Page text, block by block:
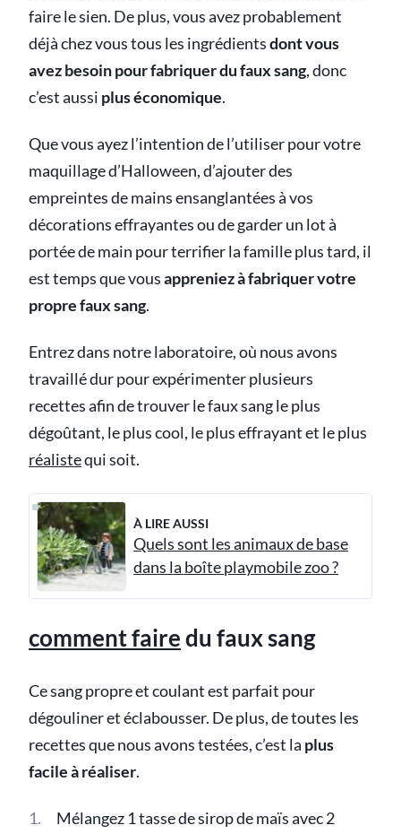
faire le sien. De plus, vous avez probablement
déjà chez vous tous les ingrédientsdont vous
avez besoin pour fabriquer du faux sang, donc
c’est aussi plus économique.
Que vous ayez l’intention de l’utiliser pour votre
maquillage d’Halloween, d’ajouter des
empreintes de mains ensanglantées à vos
décorations effrayantes ou de garder un lot à
portée de main pour terrifier la famille plus tard, il
est temps que vousappreniez à fabriquer votre
propre faux sang.
Entrez dans notre laboratoire, où nous avons
travaillé dur pour expérimenter plusieurs
recettes afin de trouver le faux sang le plus
dégoûtant, le plus cool, le plus effrayant et le plus
réalistequi soit.
À LIRE AUSSI
Quels sont les animaux de base
dans la boîte playmobile zoo ?
comment fairedu faux sang
Ce sang propre et coulant est parfait pour
dégouliner et éclabousser. De plus, de toutes les
recettes que nous avons testées, c’est la plus
facile à réaliser.
Mélangez 1 tasse de sirop de maïs avec 2